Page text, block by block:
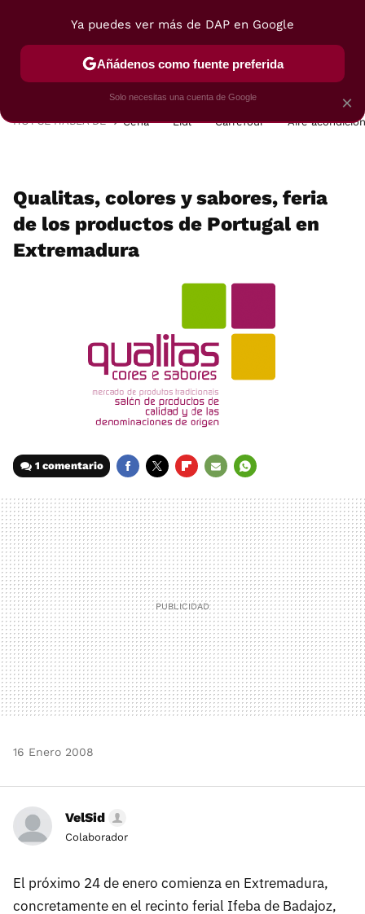
POSTRES VIAJES SELECCIÓN VEGUI
HOY SE HABLA DE Cena Lidl Carrefour Aire
Qualitas, colores y sabores, feria
de los productos de Portugal en
Extremadura
1 comentario
MAIL
16 Enero 2008
VelSid
Colaborador
El próximo 24 de enero comienza en Extremadura,
concretamente en el recinto ferial Ifeba de Badajoz,
×
Ya puedes ver más de DAP en Google
Añádenos como fuente preferida
Solo necesitas una cuenta de Google